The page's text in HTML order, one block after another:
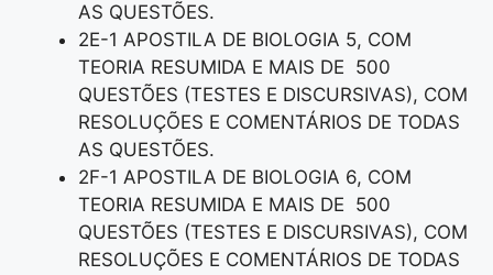
AS QUESTÕES.
2E-1 APOSTILA DE BIOLOGIA 5, COM
TEORIA RESUMIDA E MAIS DE 500
QUESTÕES (TESTES E DISCURSIVAS), COM
RESOLUÇÕES E COMENTÁRIOS DE TODAS
AS QUESTÕES.
2F-1 APOSTILA DE BIOLOGIA 6, COM
TEORIA RESUMIDA E MAIS DE 500
QUESTÕES (TESTES E DISCURSIVAS), COM
RESOLUÇÕES E COMENTÁRIOS DE TODAS